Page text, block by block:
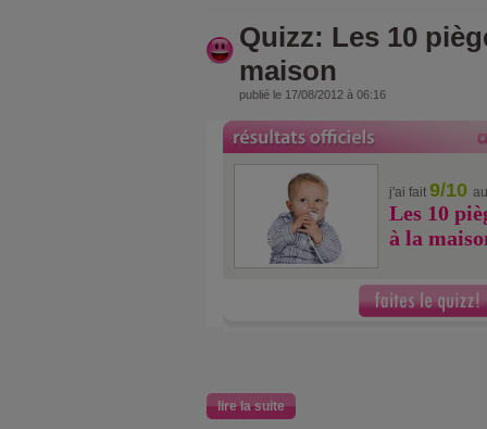
Quizz: Les 10
maison
publié le 17/08/2012 à 06:16
j'ai fait 9/10
Les 10
à la
lire la suite